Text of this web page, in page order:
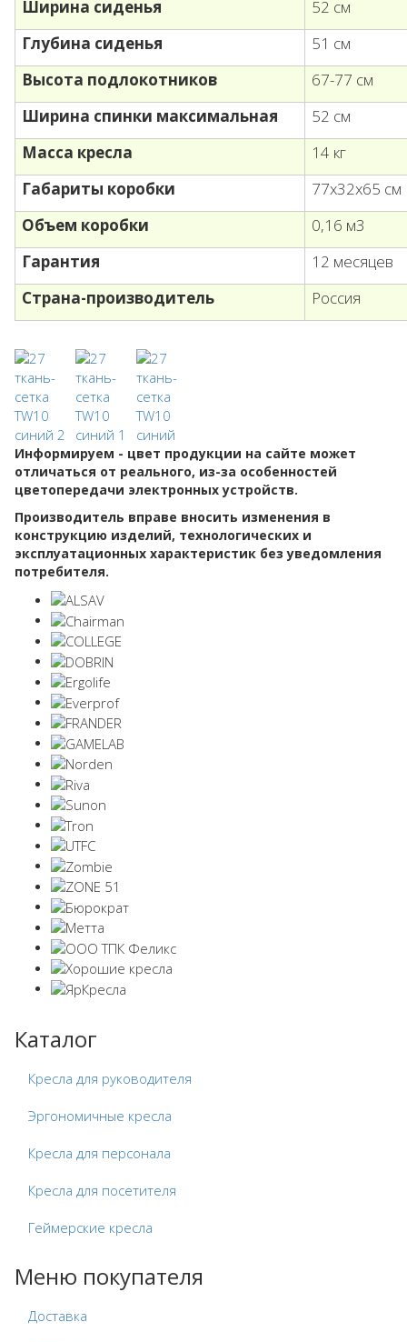
Ширина сиденья
52 см
Глубина сиденья
51 см
Высота подлокотников
67-77 см
Ширина спинки максимальная
52 см
Масса кресла
14 кг
Габариты коробки
77х32х65 см
Объем коробки
0,16 м3
Гарантия
12 месяцев
Страна-производитель
Россия
Информируем - цвет продукции на сайте может
отличаться от реального, из-за особенностей
цветопередачи электронных устройств.
Производитель вправе вносить изменения в
конструкцию изделий, технологических и
эксплуатационных характеристик без уведомления
потребителя.
Каталог
Кресла для руководителя
Эргономичные кресла
Кресла для персонала
Кресла для посетителя
Геймерские кресла
Меню покупателя
Доставка